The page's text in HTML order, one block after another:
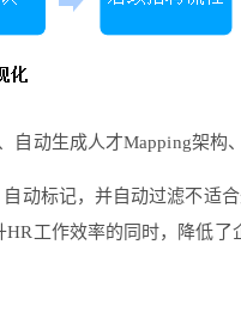
动生成人才Mapping架构
动标记，并自动过滤不适
工作效率的同时，降低了